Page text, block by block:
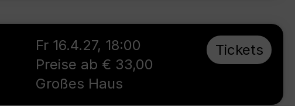
Fr 16.4.27, 18:00
Preise ab € 33,00
Großes Haus
Tickets